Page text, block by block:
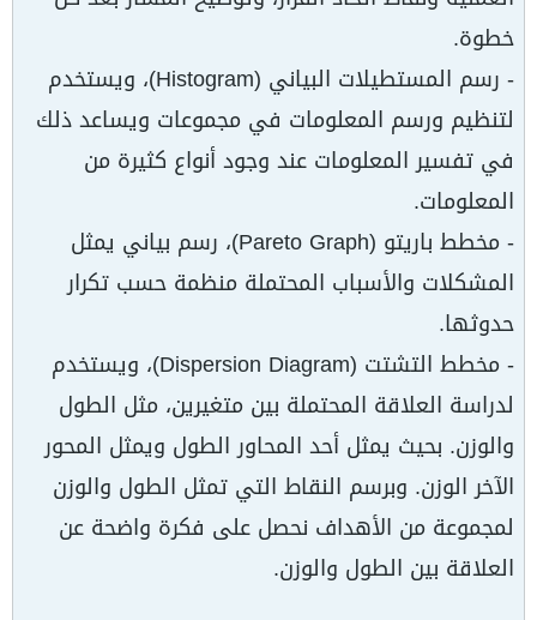
خطوة.
- رسم المستطيلات البياني (Histogram)، ويستخدم
لتنظيم ورسم المعلومات في مجموعات ويساعد ذلك
في تفسير المعلومات عند وجود أنواع كثيرة من
المعلومات.
- مخطط باريتو (Pareto Graph)، رسم بياني يمثل
المشكلات والأسباب المحتملة منظمة حسب تكرار
حدوثها.
- مخطط التشتت (Dispersion Diagram)، ويستخدم
لدراسة العلاقة المحتملة بين متغيرين، مثل الطول
والوزن. بحيث يمثل أحد المحاور الطول ويمثل المحور
الآخر الوزن. وبرسم النقاط التي تمثل الطول والوزن
لمجموعة من الأهداف نحصل على فكرة واضحة عن
العلاقة بين الطول والوزن.